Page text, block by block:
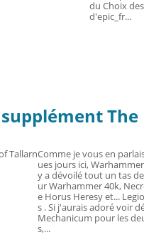
du Choix
d'epic_fr...
The
Comme je vous en
ues jours ici,
y a dévoilé tout un tas
ur Warhammer 40k,
e Horus Heresy et...
s . Si j'aurais adoré voir
Mechanicum pour les
s,...